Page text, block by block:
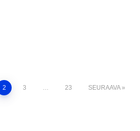
2 3 23 SEURAAVA